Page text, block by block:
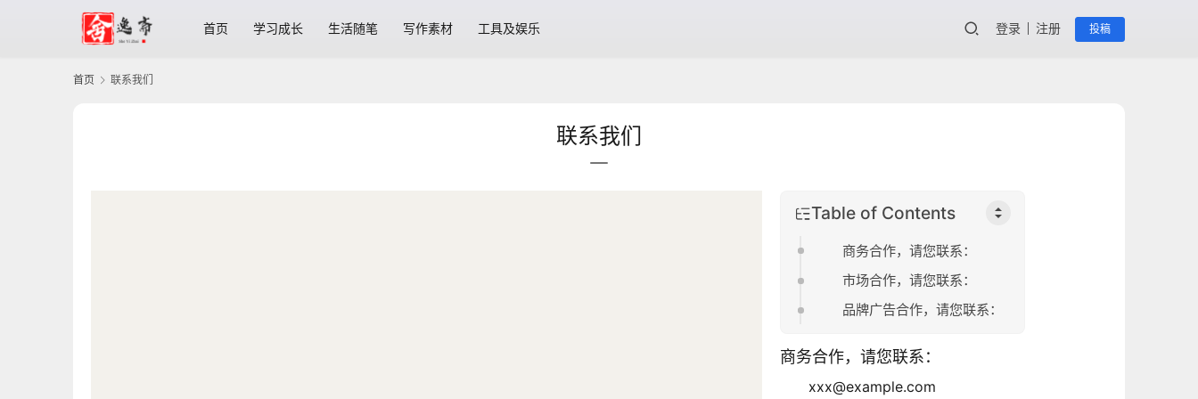
首页 学习成长 生活随笔 写作素材 工具及娱乐 登录 注册 投稿
首页 联系我们
联系我们
Table of Contents
商务合作，请您联系：
市场合作，请您联系：
品牌广告合作，请您联系：
商务合作，请您联系：
xxx@example.com